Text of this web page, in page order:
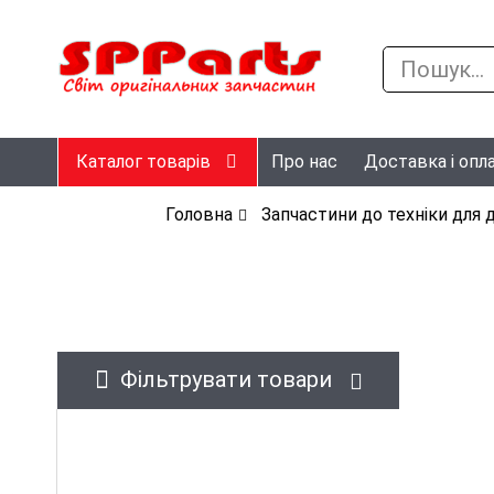
Каталог товарів Про нас Доставка і
Головна Запчастини до техніки для
Фільтрувати товари